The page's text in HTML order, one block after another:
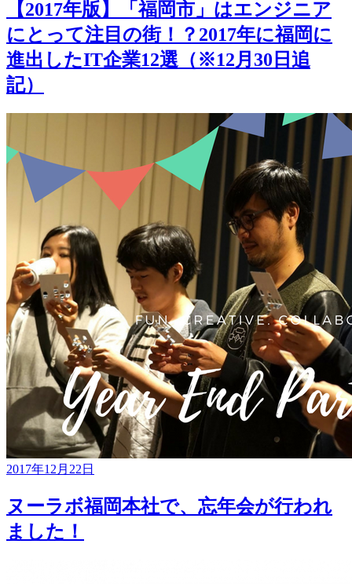
【2017年版】「福岡市」はエンジニア
にとって注目の街！？2017年に福岡に
進出したIT企業12選（※12月30日追
記）
2017年12月22日
ヌーラボ福岡本社で、忘年会が行われ
ました！